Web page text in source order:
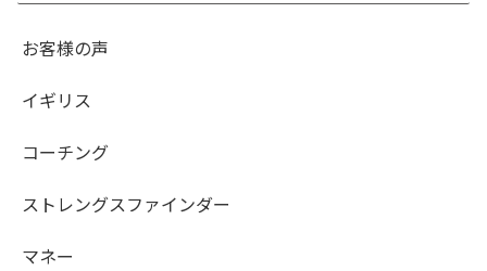
お客様の声
イギリス
コーチング
ストレングスファインダー
マネー